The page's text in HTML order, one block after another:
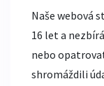
Naše webová
16 let a
nebo
shromáždili